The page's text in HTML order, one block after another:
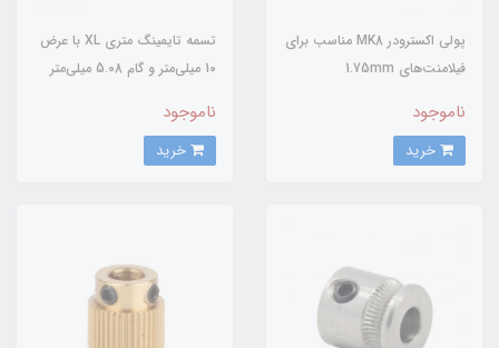
پولی اکسترودر MK8 مناسب برای
فیلامنت‌های 1.75mm
ناموجود
تسمه تایمینگ متری XL با عرض
10 میلی‌متر و گام 5.08 میلی‌متر
ناموجود